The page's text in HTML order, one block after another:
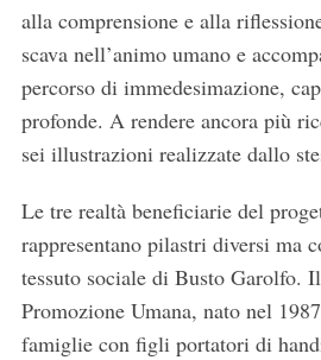
alla comprensione e alla
scava nell’animo umano e
percorso di immedesimazione,
profonde. A rendere ancora più
sei illustrazioni realizzate dallo
Le tre realtà beneficiarie del
rappresentano pilastri diversi ma
tessuto sociale di Busto Garolfo.
Promozione Umana, nato nel
famiglie con figli portatori di